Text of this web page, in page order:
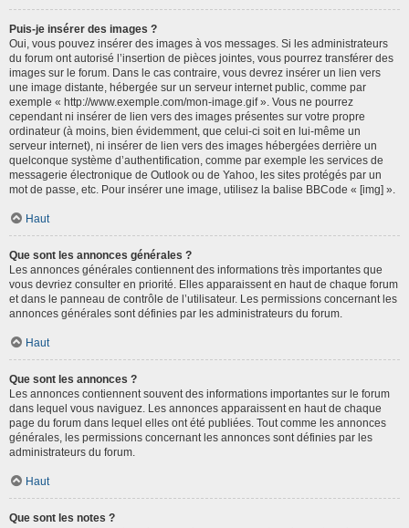
Puis-je insérer des images ?
Oui, vous pouvez insérer des images à vos messages. Si les administrateurs
du forum ont autorisé l’insertion de pièces jointes, vous pourrez transférer des
images sur le forum. Dans le cas contraire, vous devrez insérer un lien vers
une image distante, hébergée sur un serveur internet public, comme par
exemple « http://www.exemple.com/mon-image.gif ». Vous ne pourrez
cependant ni insérer de lien vers des images présentes sur votre propre
ordinateur (à moins, bien évidemment, que celui-ci soit en lui-même un
serveur internet), ni insérer de lien vers des images hébergées derrière un
quelconque système d’authentification, comme par exemple les services de
messagerie électronique de Outlook ou de Yahoo, les sites protégés par un
mot de passe, etc. Pour insérer une image, utilisez la balise BBCode « [img] ».
Haut
Que sont les annonces générales ?
Les annonces générales contiennent des informations très importantes que
vous devriez consulter en priorité. Elles apparaissent en haut de chaque forum
et dans le panneau de contrôle de l’utilisateur. Les permissions concernant les
annonces générales sont définies par les administrateurs du forum.
Haut
Que sont les annonces ?
Les annonces contiennent souvent des informations importantes sur le forum
dans lequel vous naviguez. Les annonces apparaissent en haut de chaque
page du forum dans lequel elles ont été publiées. Tout comme les annonces
générales, les permissions concernant les annonces sont définies par les
administrateurs du forum.
Haut
Que sont les notes ?